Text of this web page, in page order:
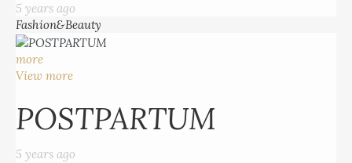
5 years ago
Fashion&Beauty
more
View more
POSTPARTUM
5 years ago